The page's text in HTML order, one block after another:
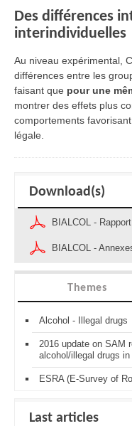
Des différences
interindividuelles
Au niveau expérimental,
différences entre les
faisant que pour une
montrer des effets plus
comportements
légale.
Download(s)
BIALCOL -
BIALCOL -
Themes
Alcohol - Illegal drugs
2016 update on SAM
alcohol/illegal drugs
ESRA (E-Survey of
Last articles